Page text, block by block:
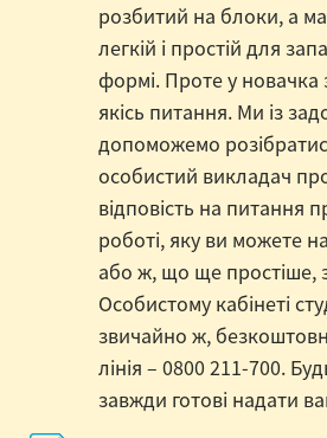
розбитий на блоки, а
легкій і простій для
формі. Проте у
якісь питання. Ми із
допоможемо
особистий викладач
відповість на питання
роботі, яку ви можете
або ж, що ще простіше,
Особистому кабінеті
звичайно ж,
лінія – 0800 211-700.
завжди готові надати